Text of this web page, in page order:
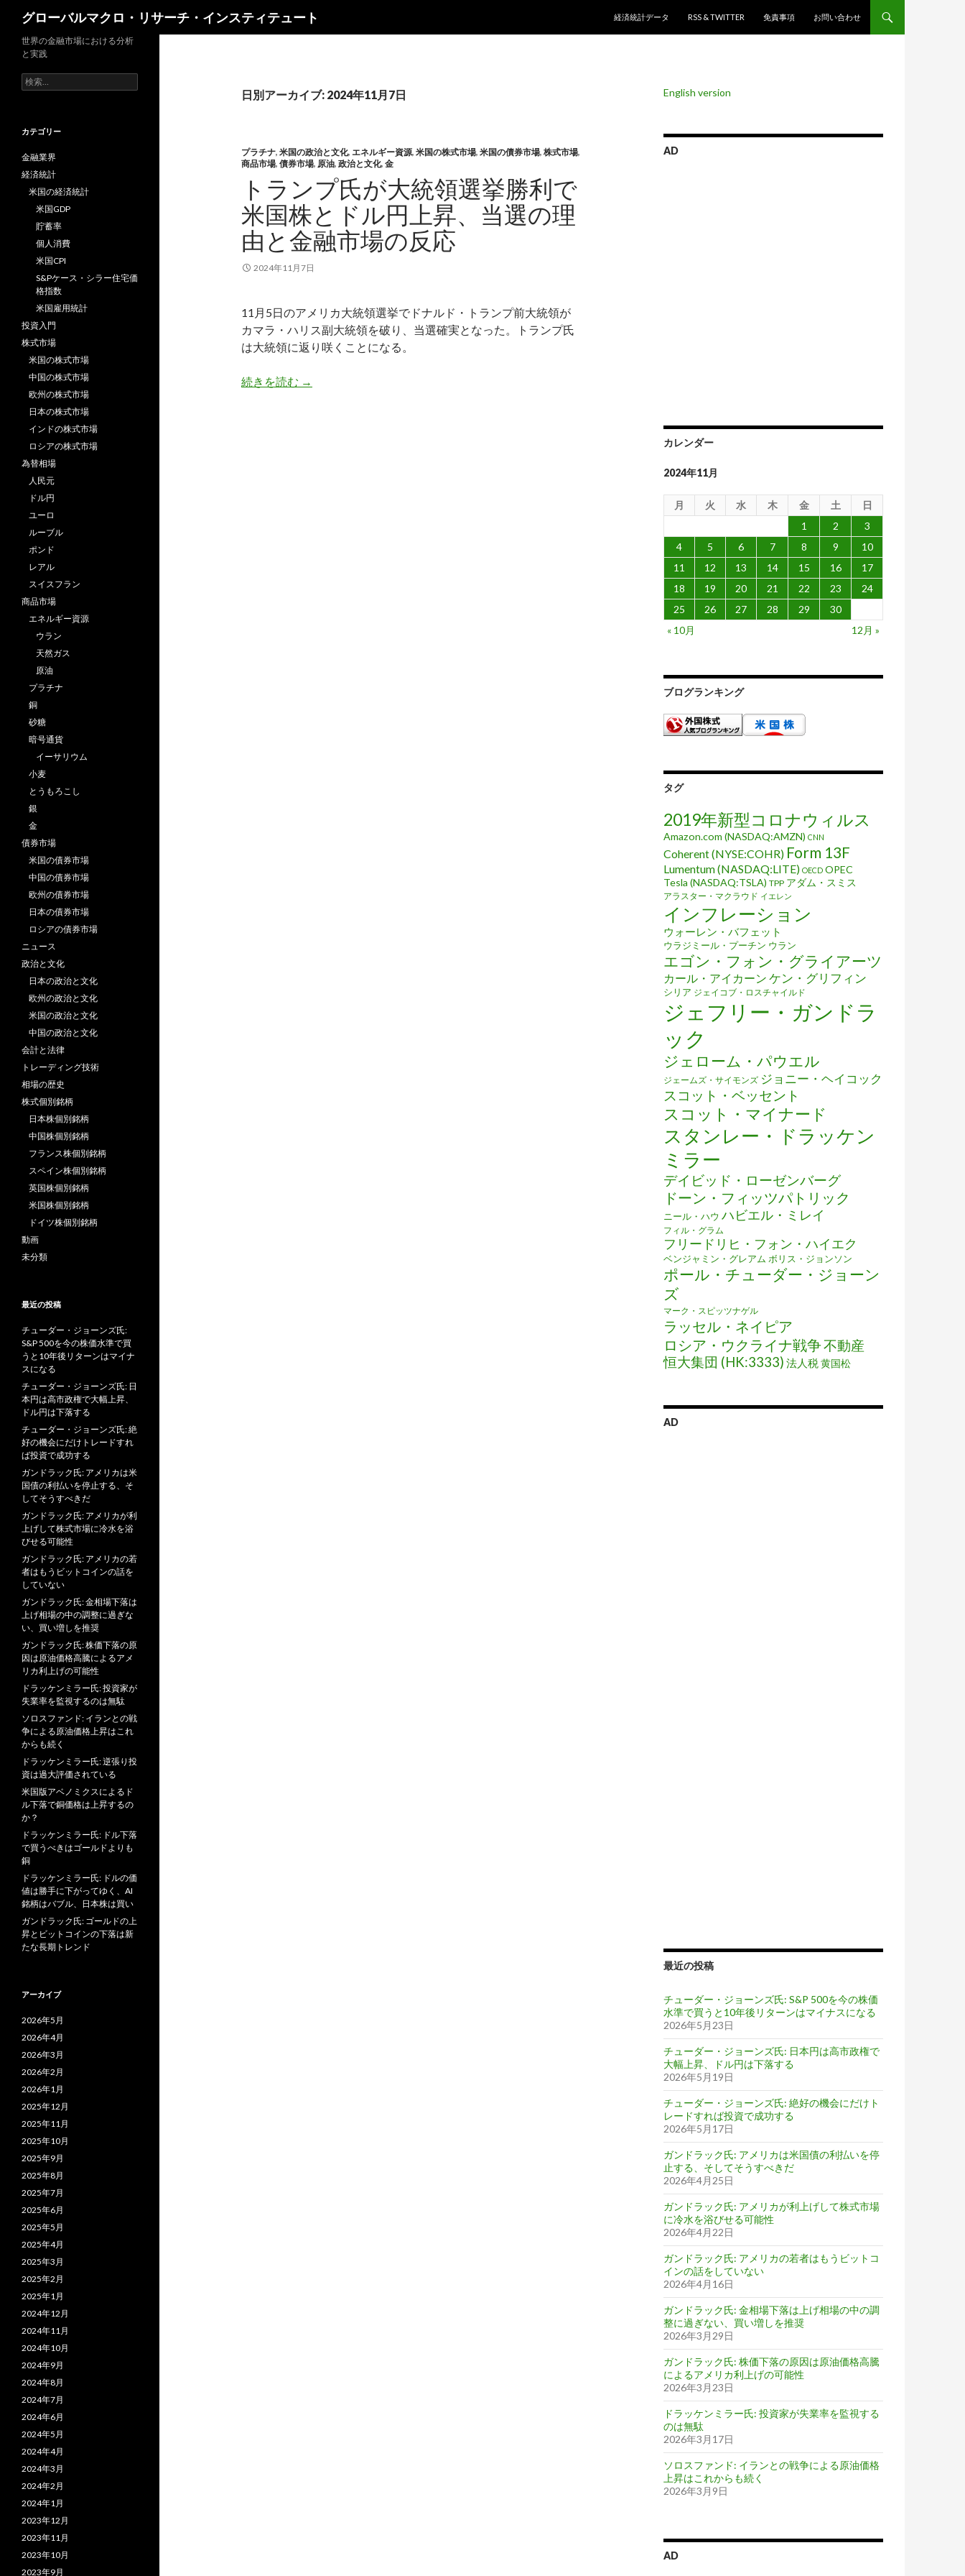
グローバルマクロ・リサーチ・インスティテュート
経済統計データ
RSS & TWITTER 免責事項 お問い合わせ
日別アーカイブ: 2024年11月7日
プラチナ, 米国の政治と文化, エネルギー資源, 米国の株式市場, 米国の債券市場, 株式市場,
商品市場, 債券市場, 原油, 政治と文化, 金
トランプ氏が大統領選挙勝利で
米国株とドル円上昇、当選の理
由と金融市場の反応
2024年11月7日
11月5日のアメリカ大統領選挙でドナルド・トランプ前大統領が
カマラ・ハリス副大統領を破り、当選確実となった。トランプ氏
は大統領に返り咲くことになる。
続きを読む トランプ氏が大統領選挙勝利で米国株とドル円上昇、当選の理由と金融市場の反応
→
English version
AD
カレンダー
2024年11月
月 火 水 木 金 土
日
1
2
3
4
5 6 7 8 9
10
11
12 13 14 15 16
17
18
19 20 21 22 23
24
25
26 27 28 29
30
« 10月
12月 »
ブログランキング
タグ
2019年新型コロナウィルス
Amazon.com (NASDAQ:AMZN) CNN
Coherent (NYSE:COHR) Form 13F
Lumentum (NASDAQ:LITE) OECD OPEC
Tesla (NASDAQ:TSLA) TPP アダム・スミス
アラスター・マクラウド イエレン
インフレーション
ウォーレン・バフェット
ウラジミール・プーチン ウラン
エゴン・フォン・グライアーツ
カール・アイカーン ケン・グリフィン
シリア ジェイコブ・ロスチャイルド
ジェフリー・ガンドラ
ック
ジェローム・パウエル
ジェームズ・サイモンズ ジョニー・ヘイコック
スコット・ベッセント
スコット・マイナード
スタンレー・ドラッケン
ミラー
デイビッド・ローゼンバーグ
ドーン・フィッツパトリック
ニール・ハウ ハビエル・ミレイ
フィル・グラム
フリードリヒ・フォン・ハイエク
ベンジャミン・グレアム ボリス・ジョンソン
ポール・チューダー・ジョーン
ズ
マーク・スピッツナゲル
ラッセル・ネイピア
ロシア・ウクライナ戦争不動産
恒大集団 (HK:3333) 法人税黄国松
AD
最近の投稿
チューダー・ジョーンズ氏: S&P 500を今の株価
水準で買うと10年後リターンはマイナスになる
2026年5月23日
チューダー・ジョーンズ氏: 日本円は高市政権で
大幅上昇、ドル円は下落する
2026年5月19日
チューダー・ジョーンズ氏: 絶好の機会にだけト
レードすれば投資で成功する
2026年5月17日
ガンドラック氏: アメリカは米国債の利払いを停
止する、そしてそうすべきだ
2026年4月25日
ガンドラック氏: アメリカが利上げして株式市場
に冷水を浴びせる可能性
2026年4月22日
ガンドラック氏: アメリカの若者はもうビットコ
インの話をしていない
2026年4月16日
ガンドラック氏: 金相場下落は上げ相場の中の調
整に過ぎない、買い増しを推奨
2026年3月29日
ガンドラック氏: 株価下落の原因は原油価格高騰
によるアメリカ利上げの可能性
2026年3月23日
ドラッケンミラー氏: 投資家が失業率を監視する
のは無駄
2026年3月17日
ソロスファンド: イランとの戦争による原油価格
上昇はこれからも続く
2026年3月9日
AD
世界の金融市場における分析
と実践
検
索:
カテゴリー
金融業界
経済統計
米国の経済統計
米国GDP
貯蓄率
個人消費
米国CPI
S&Pケース・シラー住宅価
格指数
米国雇用統計
投資入門
株式市場
米国の株式市場
中国の株式市場
欧州の株式市場
日本の株式市場
インドの株式市場
ロシアの株式市場
為替相場
人民元
ドル円
ユーロ
ルーブル
ポンド
レアル
スイスフラン
商品市場
エネルギー資源
ウラン
天然ガス
原油
プラチナ
銅
砂糖
暗号通貨
イーサリウム
小麦
とうもろこし
銀
金
債券市場
米国の債券市場
中国の債券市場
欧州の債券市場
日本の債券市場
ロシアの債券市場
ニュース
政治と文化
日本の政治と文化
欧州の政治と文化
米国の政治と文化
中国の政治と文化
会計と法律
トレーディング技術
相場の歴史
株式個別銘柄
日本株個別銘柄
中国株個別銘柄
フランス株個別銘柄
スペイン株個別銘柄
英国株個別銘柄
米国株個別銘柄
ドイツ株個別銘柄
動画
未分類
最近の投稿
チューダー・ジョーンズ氏:
S&P 500を今の株価水準で買
うと10年後リターンはマイナ
スになる
チューダー・ジョーンズ氏: 日
本円は高市政権で大幅上昇、
ドル円は下落する
チューダー・ジョーンズ氏: 絶
好の機会にだけトレードすれ
ば投資で成功する
ガンドラック氏: アメリカは米
国債の利払いを停止する、そ
してそうすべきだ
ガンドラック氏: アメリカが利
上げして株式市場に冷水を浴
びせる可能性
ガンドラック氏: アメリカの若
者はもうビットコインの話を
していない
ガンドラック氏: 金相場下落は
上げ相場の中の調整に過ぎな
い、買い増しを推奨
ガンドラック氏: 株価下落の原
因は原油価格高騰によるアメ
リカ利上げの可能性
ドラッケンミラー氏: 投資家が
失業率を監視するのは無駄
ソロスファンド: イランとの戦
争による原油価格上昇はこれ
からも続く
ドラッケンミラー氏: 逆張り投
資は過大評価されている
米国版アベノミクスによるド
ル下落で銅価格は上昇するの
か？
ドラッケンミラー氏: ドル下落
で買うべきはゴールドよりも
銅
ドラッケンミラー氏: ドルの価
値は勝手に下がってゆく、AI
銘柄はバブル、日本株は買い
ガンドラック氏: ゴールドの上
昇とビットコインの下落は新
たな長期トレンド
アーカイブ
2026年5月
2026年4月
2026年3月
2026年2月
2026年1月
2025年12月
2025年11月
2025年10月
2025年9月
2025年8月
2025年7月
2025年6月
2025年5月
2025年4月
2025年3月
2025年2月
2025年1月
2024年12月
2024年11月
2024年10月
2024年9月
2024年8月
2024年7月
2024年6月
2024年5月
2024年4月
2024年3月
2024年2月
2024年1月
2023年12月
2023年11月
2023年10月
2023年9月